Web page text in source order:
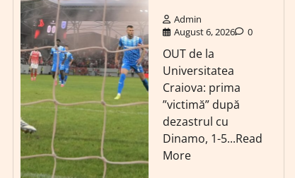
Admin
August 6, 2026
0
OUT de la
Universitatea
Craiova: prima
”victimă” după
dezastrul cu
Dinamo, 1-5...Read
More